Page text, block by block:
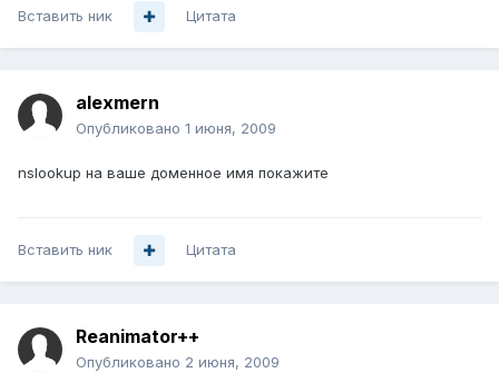
Вставить ник Цитата
alexmern
Опубликовано 1 июня, 2009
nslookup на ваше доменное имя покажите
Вставить ник Цитата
Reanimator++
Опубликовано 2 июня, 2009